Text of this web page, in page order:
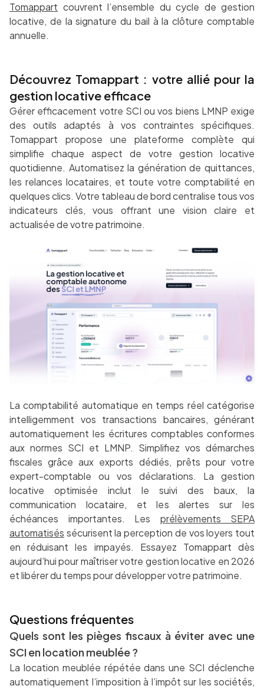
Tomappart couvrent l’ensemble du cycle de gestion
locative, de la signature du bail à la clôture comptable
annuelle.
Découvrez Tomappart : votre allié pour la
gestion locative efficace
Gérer efficacement votre SCI ou vos biens LMNP exige
des outils adaptés à vos contraintes spécifiques.
Tomappart propose une plateforme complète qui
simplifie chaque aspect de votre gestion locative
quotidienne. Automatisez la génération de quittances,
les relances locataires, et toute votre comptabilité en
quelques clics. Votre tableau de bord centralise tous vos
indicateurs clés, vous offrant une vision claire et
actualisée de votre patrimoine.
La comptabilité automatique en temps réel catégorise
intelligemment vos transactions bancaires, générant
automatiquement les écritures comptables conformes
aux normes SCI et LMNP. Simplifiez vos démarches
fiscales grâce aux exports dédiés, prêts pour votre
expert-comptable ou vos déclarations. La gestion
locative optimisée inclut le suivi des baux, la
communication locataire, et les alertes sur les
échéances importantes. Les prélèvements SEPA
automatisés sécurisent la perception de vos loyers tout
en réduisant les impayés. Essayez Tomappart dès
aujourd’hui pour maîtriser votre gestion locative en 2026
et libérer du temps pour développer votre patrimoine.
Questions fréquentes
Quels sont les pièges fiscaux à éviter avec une
SCI en location meublée ?
La location meublée répétée dans une SCI déclenche
automatiquement l’imposition à l’impôt sur les sociétés,